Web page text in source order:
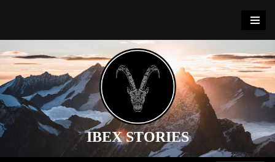
springen
IBEX STORIES